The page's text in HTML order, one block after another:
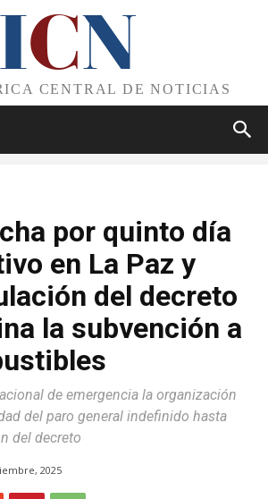
ICN
CENTRAL DE NOTICIAS
por quinto día
en La Paz y
del decreto
la subvención a
de emergencia la organización
del paro general indefinido hasta
del decreto
2025